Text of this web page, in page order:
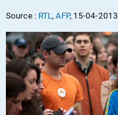
Source : RTL,AFP, 15-04-2013